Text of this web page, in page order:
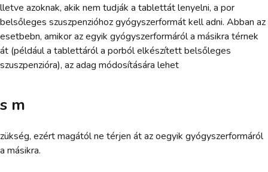
lletve azoknak, akik nem tudják a tablettát lenyelni, a por
belsőleges szuszpenzióhoz gyógyszerformát kell adni. Abban az
esetbebn, amikor az egyik gyógyszerformáról a másikra térnek
át (például a tablettáról a porból elkészített belsőleges
szuszpenzióra), az adag módosítására lehet
s m
zükség, ezért magától ne térjen át az oegyik gyógyszerformáról
a másikra.